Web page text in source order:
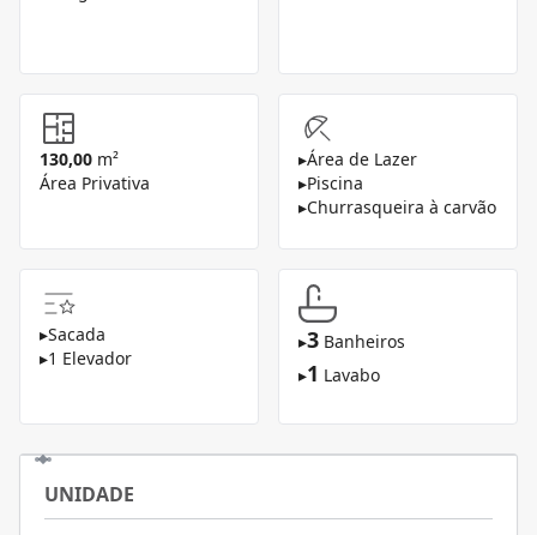
130,00 m²
Área Privativa
▸Área de Lazer
▸Piscina
▸Churrasqueira à carvão
▸Sacada
▸1 Elevador
▸3 Banheiros
▸1 Lavabo
UNIDADE